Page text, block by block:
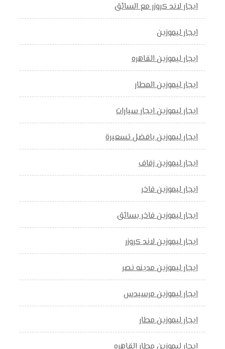
ايجار لاند كروزر مع السائق
ايجار ليموزين
ايجار ليموزين القاهره
ايجار ليموزين المطار
ايجار ليموزين ايجار سيارات
ايجار ليموزين بافضل تسعيرة
ايجار ليموزين زفاف
ايجار ليموزين فاخر
ايجار ليموزين فاخر بسائق
ايجار ليموزين لاند كروزر
ايجار ليموزين مدينه نصر
ايجار ليموزين مرسيدس
ايجار ليموزين مطار